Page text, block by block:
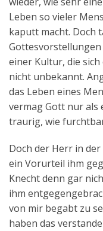
Leben so vieler
kaputt macht. Doch
einer Kultur, die
nicht unbekannt.
das Leben eines
vermag Gott nur als
traurig, wie
Doch der Herr in
ein Vorurteil ihm
Knecht denn gar
ihm
von mir begabt zu
haben das